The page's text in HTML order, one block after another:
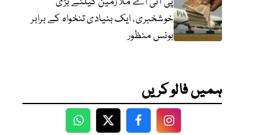
خوشخبری، ایک بنیادی تنخواہ کے برابر
بونس منظور
ہمیں فالو کریں
WhatsApp
TwitterFacebookFacebook